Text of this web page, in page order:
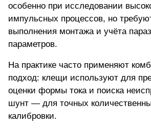
особенно при исследовании
импульсных процессов, но
выполнения монтажа и учёта
параметров.
На практике часто применяют
подход: клещи используют для
оценки формы тока и поиска
шунт — для точных
калибровки.